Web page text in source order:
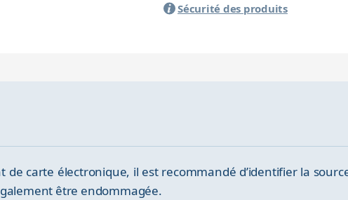
Sécurité des produits
carte électronique, il est recommandé d’identifier la
être endommagée.